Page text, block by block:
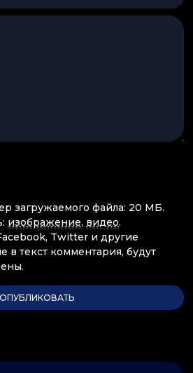
загружаемого файла: 20 МБ.
изображение, видео.
Twitter и другие
в текст комментария, будут